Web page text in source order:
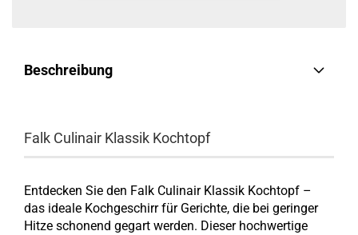
Beschreibung
Falk Culinair Klassik Kochtopf
Entdecken Sie den Falk Culinair Klassik Kochtopf –
das ideale Kochgeschirr für Gerichte, die bei geringer
Hitze schonend gegart werden. Dieser hochwertige